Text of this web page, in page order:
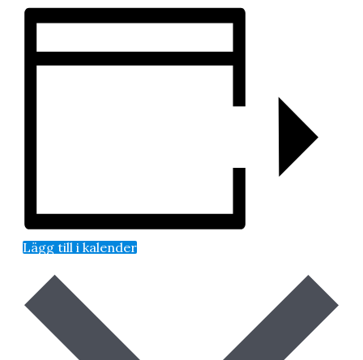
Lägg till i kalender